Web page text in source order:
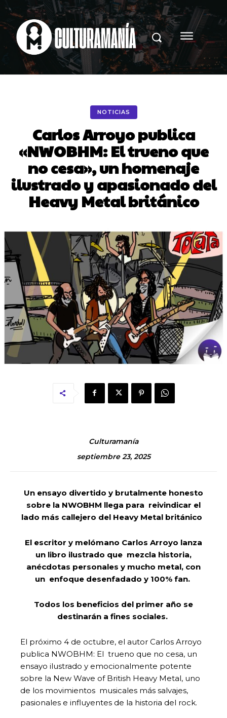
NOTICIAS
Carlos Arroyo publica
«NWOBHM: El trueno que
no cesa», un homenaje
ilustrado y apasionado del
Heavy Metal británico
Culturamanía
septiembre 23, 2025
Un ensayo divertido y brutalmente honesto
sobre la NWOBHM llega para reivindicar el
lado más callejero del Heavy Metal británico
El escritor y melómano Carlos Arroyo lanza
un libro ilustrado que mezcla historia,
anécdotas personales y mucho metal, con
un enfoque desenfadado y 100% fan.
Todos los beneficios del primer año se
destinarán a fines sociales.
El próximo 4 de octubre, el autor Carlos Arroyo
publica NWOBHM: El trueno que no cesa, un
ensayo ilustrado y emocionalmente potente
sobre la New Wave of British Heavy Metal, uno
de los movimientos musicales más salvajes,
pasionales e influyentes de la historia del rock.